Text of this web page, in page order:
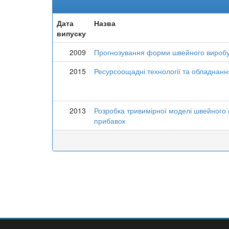
Дата
випуску
Назва
2009 Прогнозування форми швейного виробу
2015
Ресурсоощадні технології та
2013
Розробка тривимірної моделі
прибавок